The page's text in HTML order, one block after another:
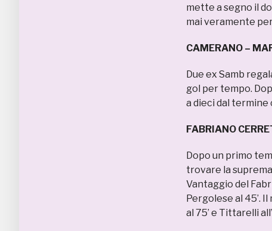
mette a segno il
mai veramente
CAMERANO –
Due ex Samb
gol per tempo.
a dieci dal termine
FABRIANO
Dopo un primo
trovare la
Vantaggio del
Pergolese al 45’.
al 75’ e Tittarelli